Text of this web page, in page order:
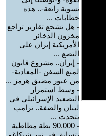
تسوية رائعة-.. هذه
خطابات ...
- هل تشجع تقارير تراجع
مخزون الذخائر
الأمريكية إيران على
التصع ...
- إيران.. مشروع قانون
لمنع السفن -المعادية-
من عبور مضيق هرمز ...
- وسط استمرار
التصعيد الإسرائيلي في
لبنان والضفة.. ترامب
يتحدث ...
-
90.000 بطة مطاطية